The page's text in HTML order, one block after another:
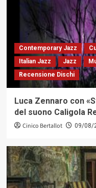
Contemporary Jazz
Italian Jazz
Jazz
Recensione Dischi
Luca Zennaro con
del suono Caligola
Cinico Bertallot 09/08/